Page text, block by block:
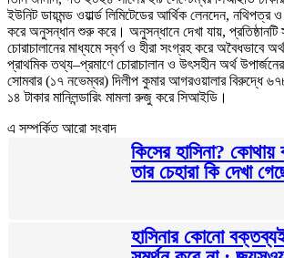
ইউনিট ডায়মন্ড ওয়ার্ল্ড লিমিটেডের আর্থিক লেনদেন, নথিপত্র ও
করে অনুসন্ধান শুরু করে। অনুসন্ধানে দেখা যায়, প্রতিষ্ঠানটি
চোরাচালানের মাধ্যমে স্বর্ণ ও হীরা সংগ্রহ করে অবৈধভাবে
প্রাথমিক তথ্য–প্রমাণে চোরাচালান ও উৎসহীন অর্থ
সোমবার (১৭ নভেম্বর) দিলীপ কুমার আগরওয়ালার বিরুদ্ধে
১৪ টাকার মানিলন্ডারিং মামলা রুজু করে সিআইডি।
এ সম্পর্কিত আরো সংবাদ
কিসের হাসিনা?
তার চেহারা কি দেখা
হাসিনার কোনো